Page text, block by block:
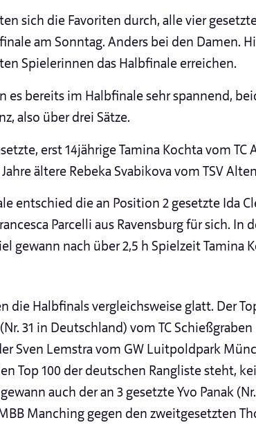
sich die Favoriten durch, alle vier
am Sonntag. Anders bei den Damen.
Spielerinnen das Halbfinale erreichen.
es bereits im Halbfinale sehr spannend,
also über drei Sätze.
erst 14jährige Tamina Kochta vom TC
ältere Rebeka Svabikova vom TSV
entschied die an Position 2 gesetzte Ida
Parcelli aus Ravensburg für sich. In
gewann nach über 2,5 h Spielzeit Tamina
die Halbfinals vergleichsweise glatt. Der
31 in Deutschland) vom TC
Sven Lemstra vom GW Luitpoldpark
Top 100 der deutschen Rangliste steht,
auch der an 3 gesetzte Yvo Panak
Manching gegen den zweitgesetzten